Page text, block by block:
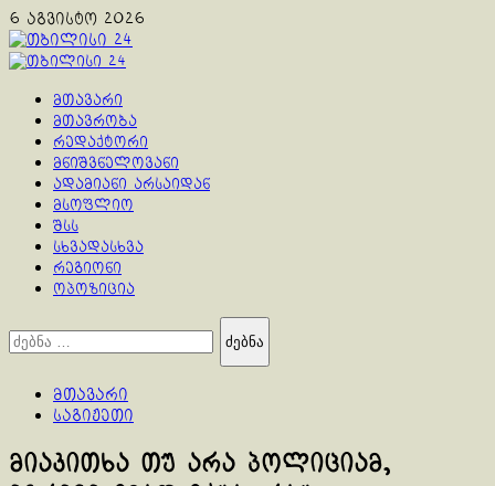
Skip
to
content
6 აგვისტო 2026
Primary
მთავარი
მთავრობა
რედაქტორი
მნიშვნელოვანი
ადამიანი არსაიდან
მსოფლიო
შსს
სხვადასხვა
რეგიონი
ოპოზიცია
ძებნა:
მთავარი
საგიჟეთი
მიაკითხა თუ არა პოლიციამ,